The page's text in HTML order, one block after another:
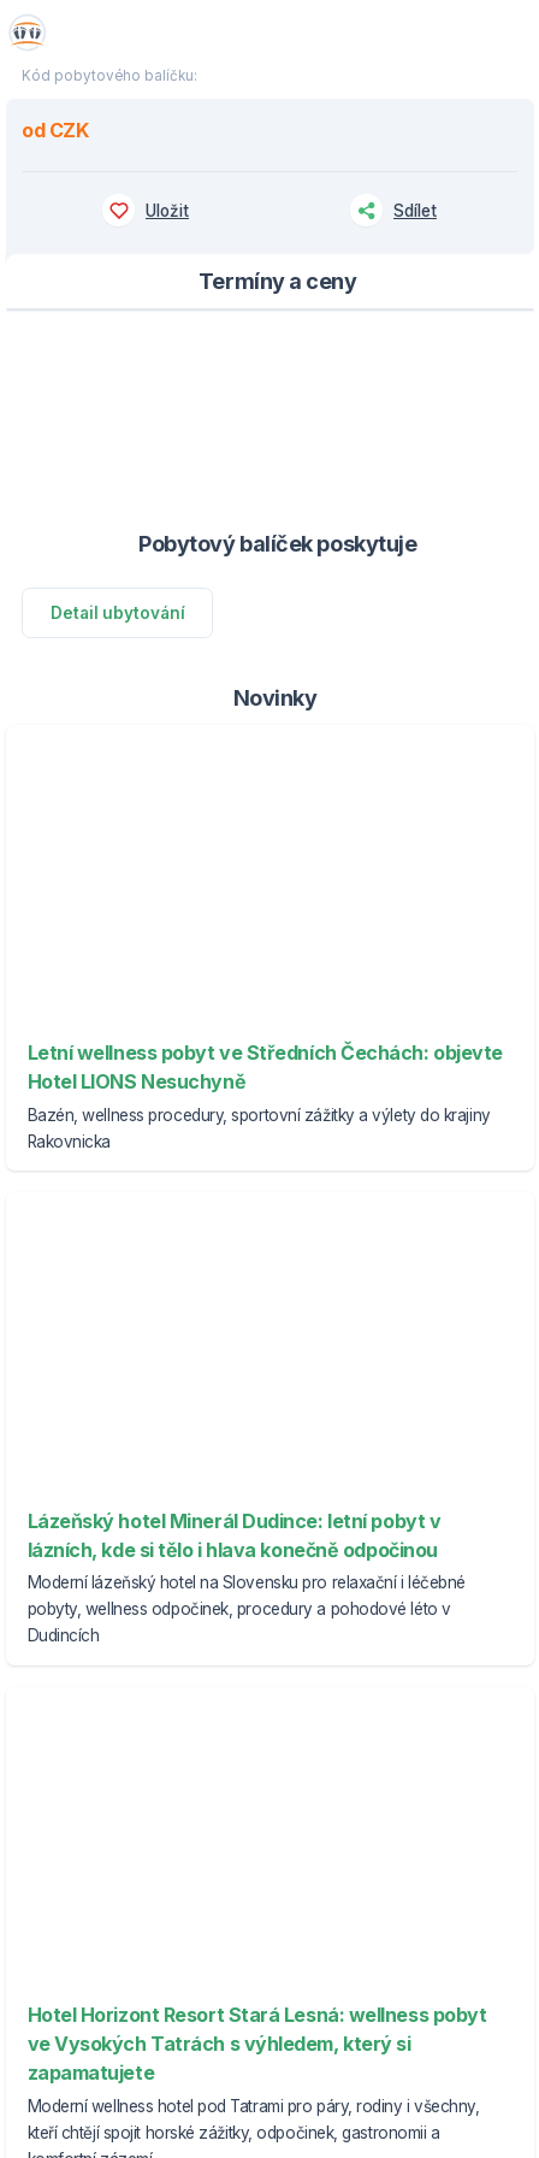
Kód pobytového balíčku:
od CZK
Uložit Sdílet
Termíny a ceny
Pobytový balíček poskytuje
Detail ubytování
Novinky
Letní wellness pobyt ve Středních Čechách: objevte
Hotel LIONS Nesuchyně
Bazén, wellness procedury, sportovní zážitky a výlety do krajiny
Rakovnicka
Lázeňský hotel Minerál Dudince: letní pobyt v
lázních, kde si tělo i hlava konečně odpočinou
Moderní lázeňský hotel na Slovensku pro relaxační i léčebné
pobyty, wellness odpočinek, procedury a pohodové léto v
Dudincích
Hotel Horizont Resort Stará Lesná: wellness pobyt
ve Vysokých Tatrách s výhledem, který si
zapamatujete
Moderní wellness hotel pod Tatrami pro páry, rodiny i všechny,
kteří chtějí spojit horské zážitky, odpočinek, gastronomii a